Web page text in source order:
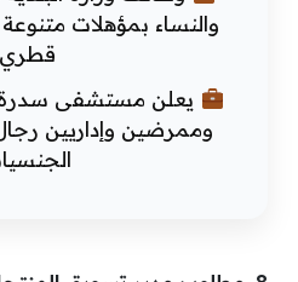
قطري
يعلن مستشفى سدرة
وممرضين وإداريين